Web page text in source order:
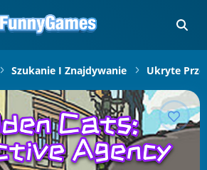
Szukanie I Znajdywanie Ukryte